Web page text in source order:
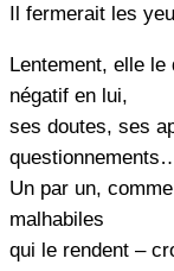
Il fermerait les
Lentement, elle le
négatif en lui,
ses doutes, ses
Un par un,
malhabiles
qui le rendent –